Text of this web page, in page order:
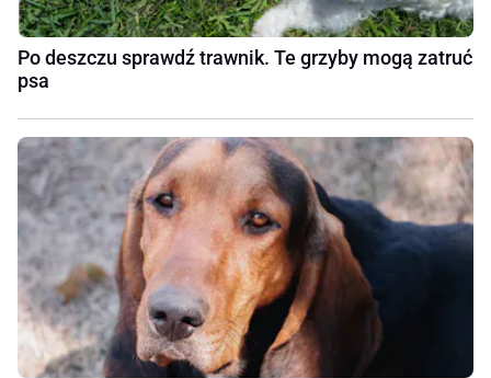
Po deszczu sprawdź trawnik. Te grzyby mogą zatruć
psa